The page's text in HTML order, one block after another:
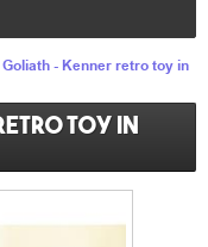
- Kenner retro toy in
toy in